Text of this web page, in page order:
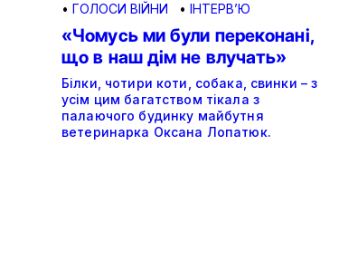
• ГОЛОСИ ВІЙНИ • ІНТЕРВ’Ю
«Чомусь ми були переконані,
що в наш дім не влучать»
Білки, чотири коти, собака, свинки – з
усім цим багатством тікала з
палаючого будинку майбутня
ветеринарка Оксана Лопатюк.